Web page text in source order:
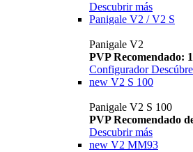
Descubrir más
Panigale V2 / V2 S
Panigale V2
PVP Recomendado:
Configurador
new V2 S 100
Panigale V2 S 100
PVP Recomendado
Descubrir más
new V2 MM93